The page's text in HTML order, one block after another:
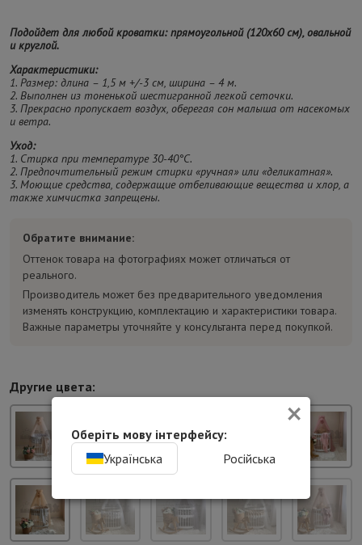
Подойдет для любой кроватки: прямоугольной (120х60 см), овальной
и круглой.
Характеристики:
1. Размер: длина – 1,5 м +/-3 см, ширина – 4 м.
2. Выполнен из тоненькой шестигранной легкой сеточки.
3. Прекрасно пропускает воздух, оберегая сон малыша от насекомых
и ветра.
Уход:
1. Стирка при температуре 30-40°C.
2. Предпочтительный режим стирки «ручная» или «деликатная».
3. Моющие средства, содержащие отбеливающие вещества и хлор, а
также химчистка запрещены.
Обратите внимание:
Оттенок товара на фотографиях может отличаться от
реального.
Производитель может без предварительного уведомления
изменять конструкцию, комплектацию и характеристики товара.
Важные параметры уточняйте у консультанта перед покупкой.
Другие цвета:
×
Оберіть мову інтерфейсу:
Українська
Російська